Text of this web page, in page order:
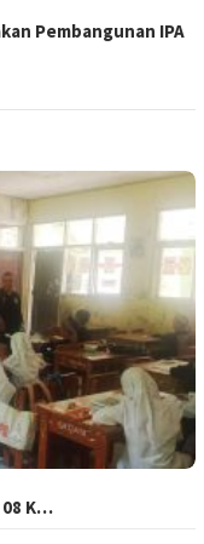
Pembangunan IPA
08 K…